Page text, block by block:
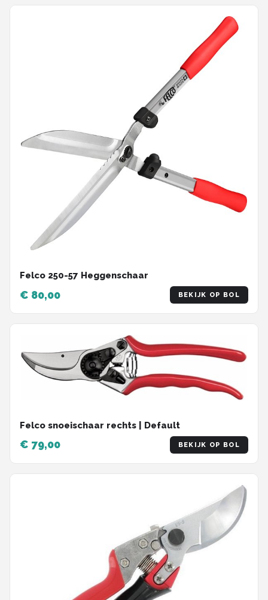
Felco 250-57 Heggenschaar
€ 80,00 BEKIJK OP BOL
Felco snoeischaar rechts | Default
€ 79,00 BEKIJK OP BOL